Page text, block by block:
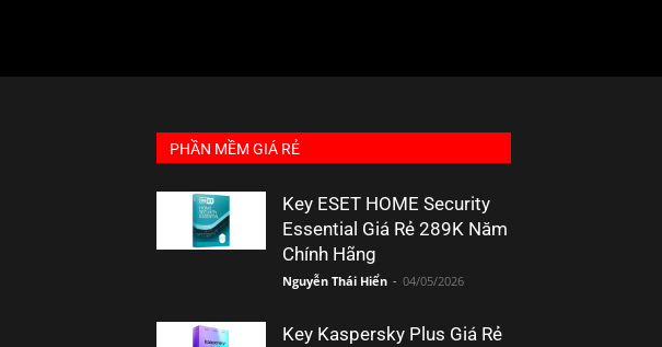
PHẦN MỀM GIÁ RẺ
Key ESET HOME Security
Essential Giá Rẻ 289K Năm
Chính Hãng
Nguyễn Thái Hiển - 04/05/2026
Key Kaspersky Plus Giá Rẻ